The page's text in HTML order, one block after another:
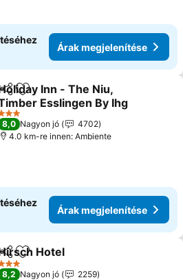
Árak megjelenítése
Hozzáadás a kedvencekhez
Inn - The Niu,
Esslingen By Ihg
Kategória
8,0 Nagyon jó
4702
4.0 km-re innen: Ambiente
Árak megjelenítése
Hozzáadás a kedvencekhez
Hotel
Kategória
8,2 Nagyon jó
2259